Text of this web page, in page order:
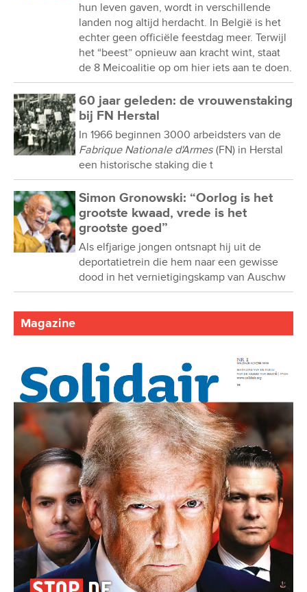
hun leven gaven, wordt in verschillende
landen nog altijd herdacht. In België is het
echter geen officiële feestdag meer. Terwijl
het “beest” opnieuw aan kracht wint, staat
de 8 Meicoalitie op om hier iets aan te doen.
60 jaar geleden: de vrouwenstaking
bij FN Herstal
In 1966 beginnen 3000 arbeidsters van de
Fabrique Nationale d'Armes (FN) in Herstal
een historische staking die t
Simon Gronowski: “Oorlog is het
grootste kwaad, vrede is het
grootste goed”
Als elfjarige jongen ontsnapt hij uit de
deportatietrein die hem naar een gewisse
dood in het vernietigingskamp van Auschw
Magazine